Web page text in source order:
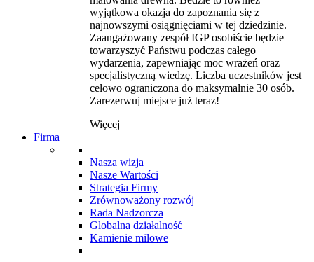
wyjątkowa okazja do zapoznania się z
najnowszymi osiągnięciami w tej dziedzinie.
Zaangażowany zespół IGP osobiście będzie
towarzyszyć Państwu podczas całego
wydarzenia, zapewniając moc wrażeń oraz
specjalistyczną wiedzę. Liczba uczestników jest
celowo ograniczona do maksymalnie 30 osób.
Zarezerwuj miejsce już teraz!
Więcej
Firma
Nasza wizja
Nasze Wartości
Strategia Firmy
Zrównoważony rozwój
Rada Nadzorcza
Globalna działalność
Kamienie milowe